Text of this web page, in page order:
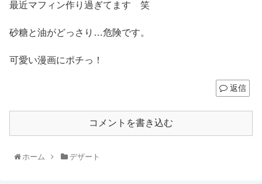
最近マフィン作り過ぎてます 笑
砂糖と油がどっさり…危険です。
可愛い漫画にポチっ！
返信
コメントを書き込む
ホーム デザート